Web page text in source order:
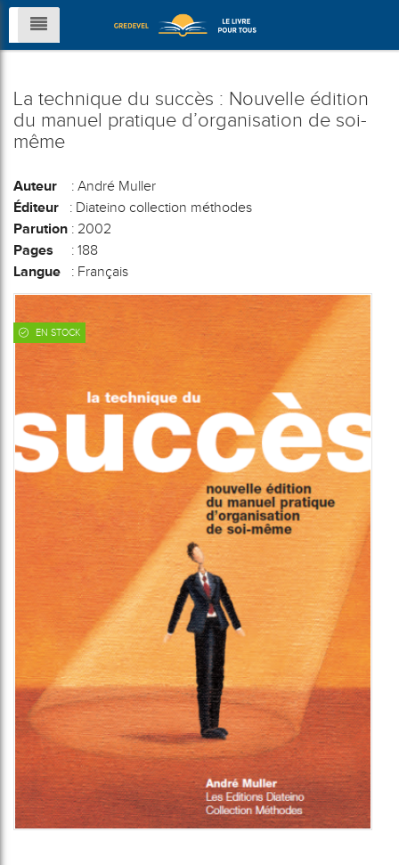
La technique du succès : Nouvelle édition
du manuel pratique d’organisation de soi-
même
Auteur : André Muller
Éditeur : Diateino collection méthodes
Parution : 2002
Pages : 188
Langue : Français
EN STOCK